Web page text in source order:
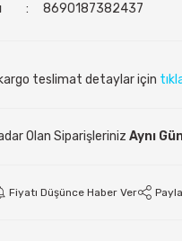
8690187382437
teslimat detaylar için
Olan Siparişleriniz Aynı
Fiyatı Düşünce Haber Ver